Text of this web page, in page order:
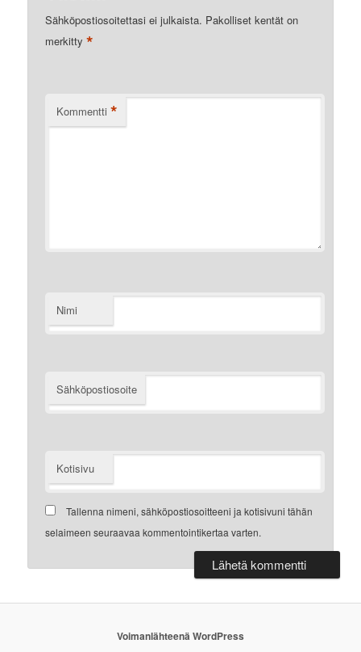
Sähköpostiosoitettasi ei julkaista. Pakolliset kentät on
merkitty*
Kommentti *
Nimi
Sähköpostiosoite
Kotisivu
Tallenna nimeni, sähköpostiosoitteeni ja kotisivuni tähän
selaimeen seuraavaa kommentointikertaa varten.
Voimanlähteenä WordPress